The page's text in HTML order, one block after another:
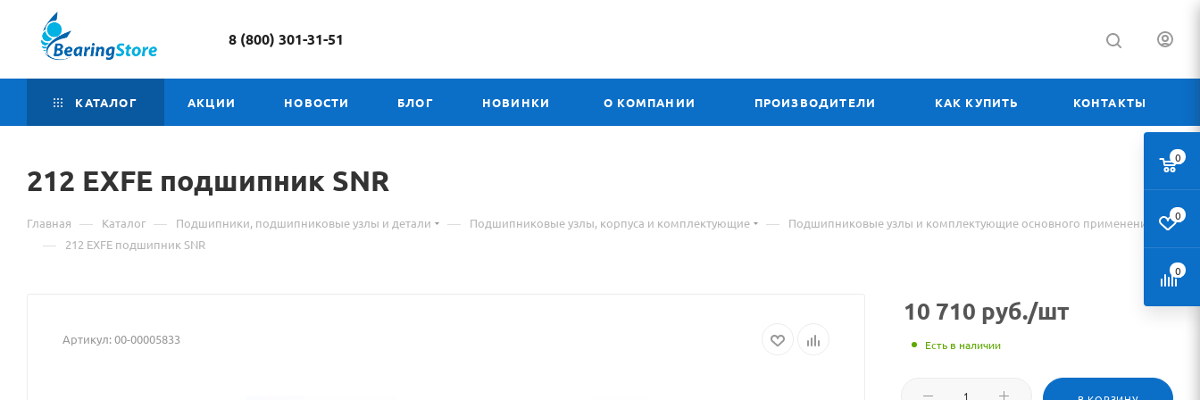
8 (800) 301-31-51
КАТАЛОГ АКЦИИ НОВОСТИ БЛОГ НОВИНКИ О КОМПАНИИ ПРОИЗВОДИТЕЛИ КАК КУПИТЬ КОНТАКТЫ
212 EXFE подшипник Материал
о
SNR
Главная — Каталог — Подшипники, подшипниковые узлы и детали — Подшипниковые узлы, корпуса и комплектующие — Подшипниковые узлы и комплектующие основного применения
— 212 EXFE подшипник SNR
Артикул:00-00005833
10 710 руб./шт
Есть в наличии
0
0
0